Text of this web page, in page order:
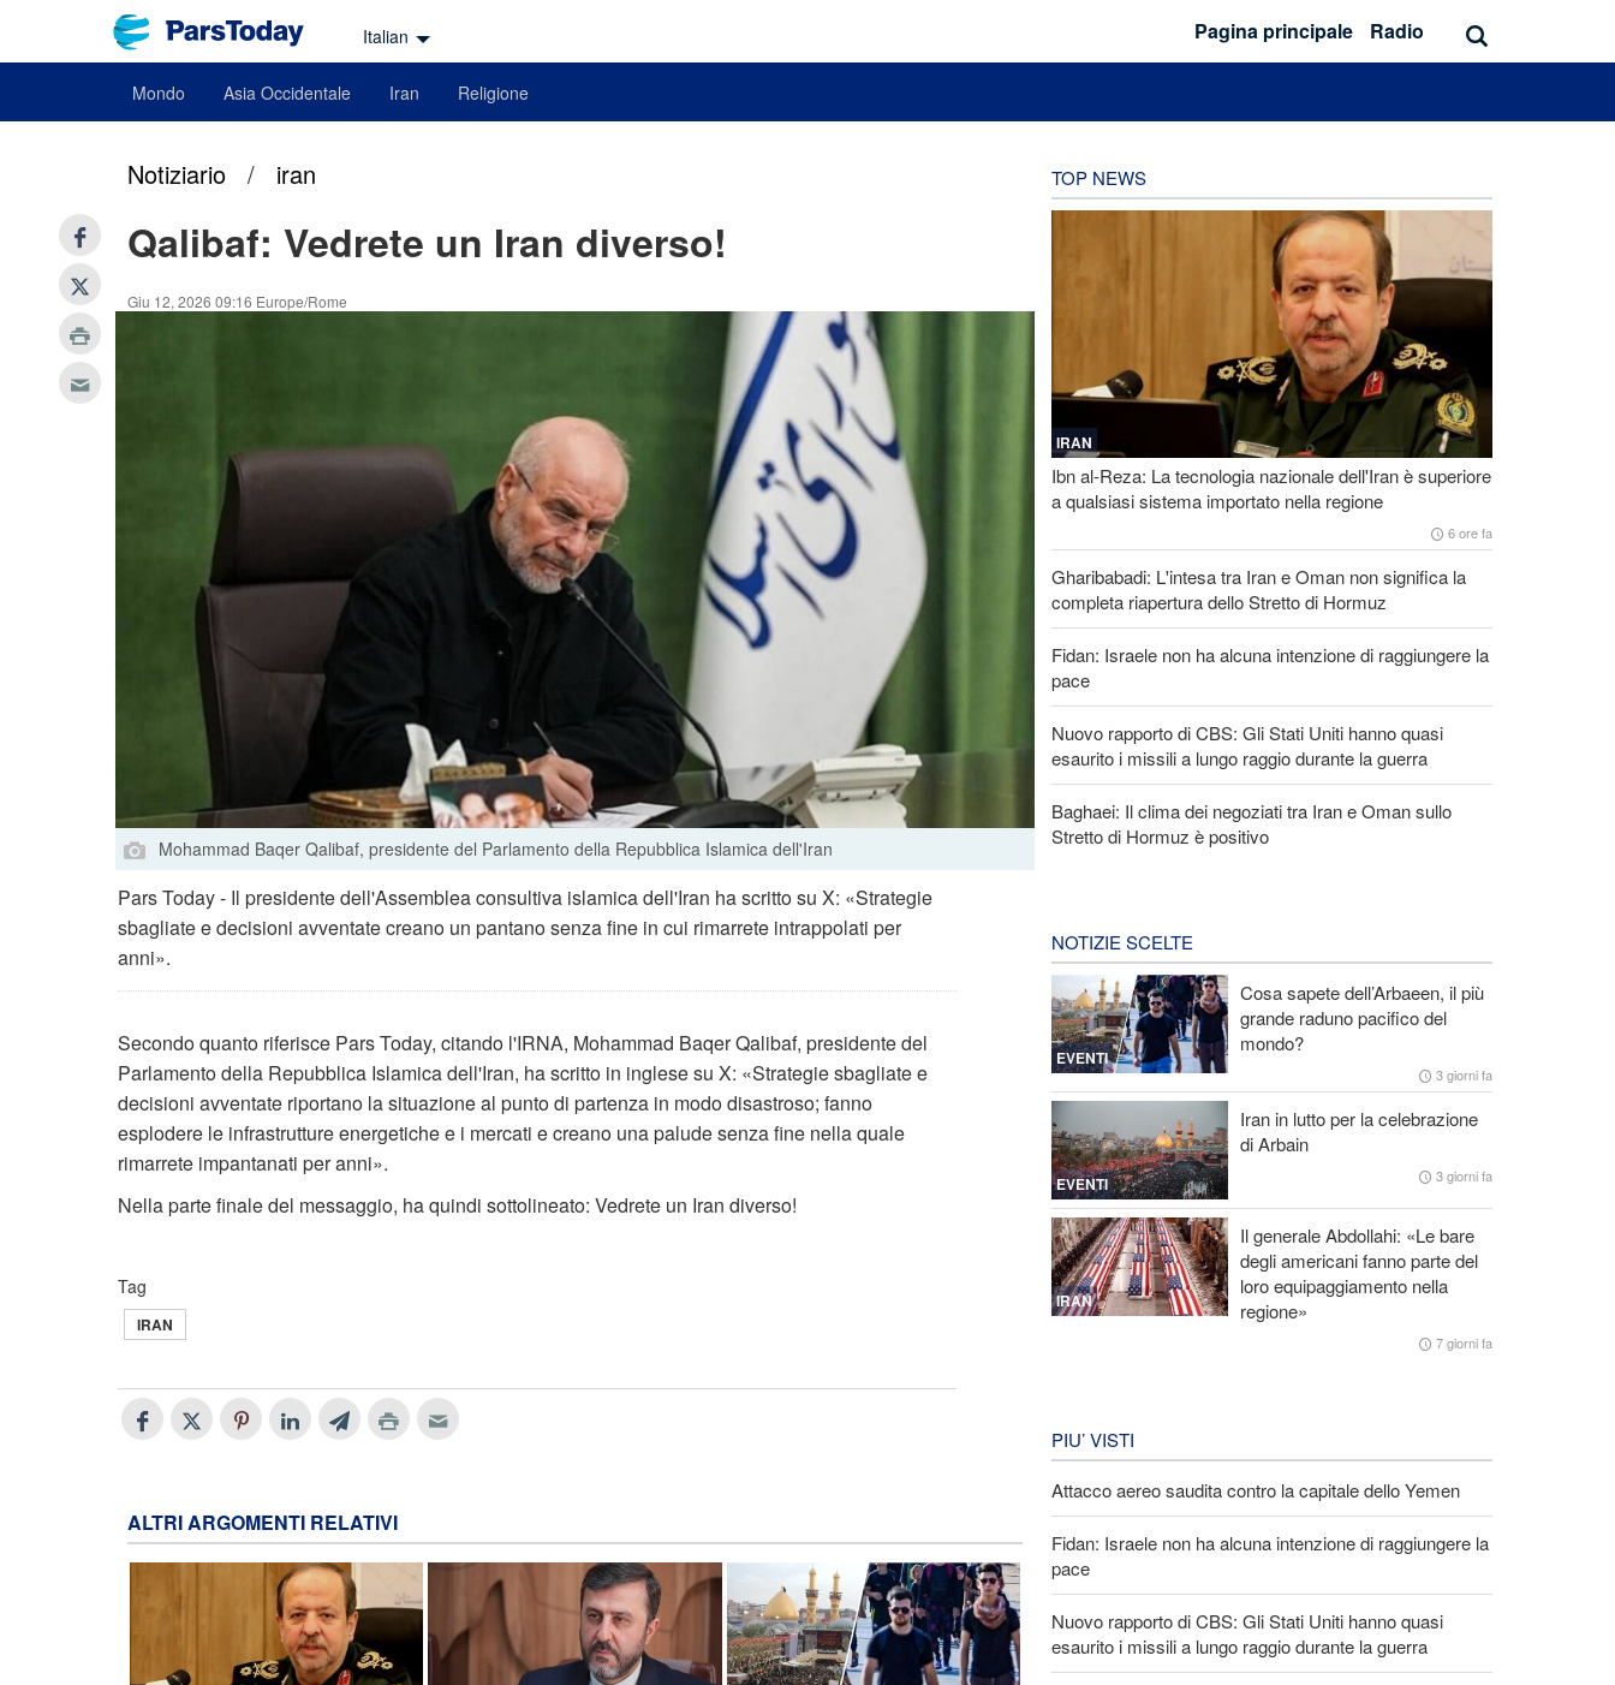
Italian Pagina principale Radio
Mondo Asia Occidentale Iran Religione
Notiziario / iran
Qalibaf: Vedrete un Iran diverso!
Giu 12, 2026 09:16 Europe/Rome
Mohammad Baqer Qalibaf, presidente del Parlamento della Repubblica Islamica dell'Iran
Pars Today - Il presidente dell'Assemblea consultiva islamica dell'Iran ha scritto su X: «Strategie
sbagliate e decisioni avventate creano un pantano senza fine in cui rimarrete intrappolati per
anni».
Secondo quanto riferisce Pars Today, citando l'IRNA, Mohammad Baqer Qalibaf, presidente del
Parlamento della Repubblica Islamica dell'Iran, ha scritto in inglese su X: «Strategie sbagliate e
decisioni avventate riportano la situazione al punto di partenza in modo disastroso; fanno
esplodere le infrastrutture energetiche e i mercati e creano una palude senza fine nella quale
rimarrete impantanati per anni».
Nella parte finale del messaggio, ha quindi sottolineato: Vedrete un Iran diverso!
Tag
IRAN
ALTRI ARGOMENTI RELATIVI
TOP NEWS
IRAN
Ibn al-Reza: La tecnologia nazionale dell'Iran è superiore
a qualsiasi sistema importato nella regione
6 ore fa
Gharibabadi: L'intesa tra Iran e Oman non significa la
completa riapertura dello Stretto di Hormuz
Fidan: Israele non ha alcuna intenzione di raggiungere la
pace
Nuovo rapporto di CBS: Gli Stati Uniti hanno quasi
esaurito i missili a lungo raggio durante la guerra
Baghaei: Il clima dei negoziati tra Iran e Oman sullo
Stretto di Hormuz è positivo
NOTIZIE SCELTE
EVENTI
Cosa sapete dell’Arbaeen, il più
grande raduno pacifico del
mondo?
3 giorni fa
EVENTI
Iran in lutto per la celebrazione
di Arbain
3 giorni fa
IRAN
Il generale Abdollahi: «Le bare
degli americani fanno parte del
loro equipaggiamento nella
regione»
7 giorni fa
PIU’ VISTI
Attacco aereo saudita contro la capitale dello Yemen
Fidan: Israele non ha alcuna intenzione di raggiungere la
pace
Nuovo rapporto di CBS: Gli Stati Uniti hanno quasi
esaurito i missili a lungo raggio durante la guerra